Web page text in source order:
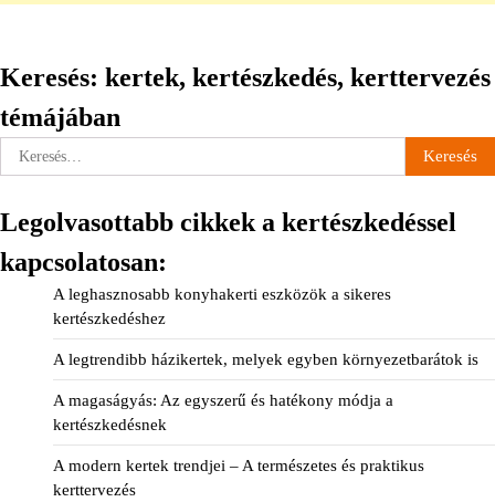
Keresés: kertek, kertészkedés, kerttervezés
témájában
Keresés:
Legolvasottabb cikkek a kertészkedéssel
kapcsolatosan:
A leghasznosabb konyhakerti eszközök a sikeres
kertészkedéshez
A legtrendibb házikertek, melyek egyben környezetbarátok is
A magaságyás: Az egyszerű és hatékony módja a
kertészkedésnek
A modern kertek trendjei – A természetes és praktikus
kerttervezés